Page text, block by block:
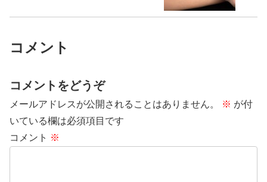
コメント
コメントをどうぞ
メールアドレスが公開されることはありません。 ※ が付
いている欄は必須項目です
コメント ※